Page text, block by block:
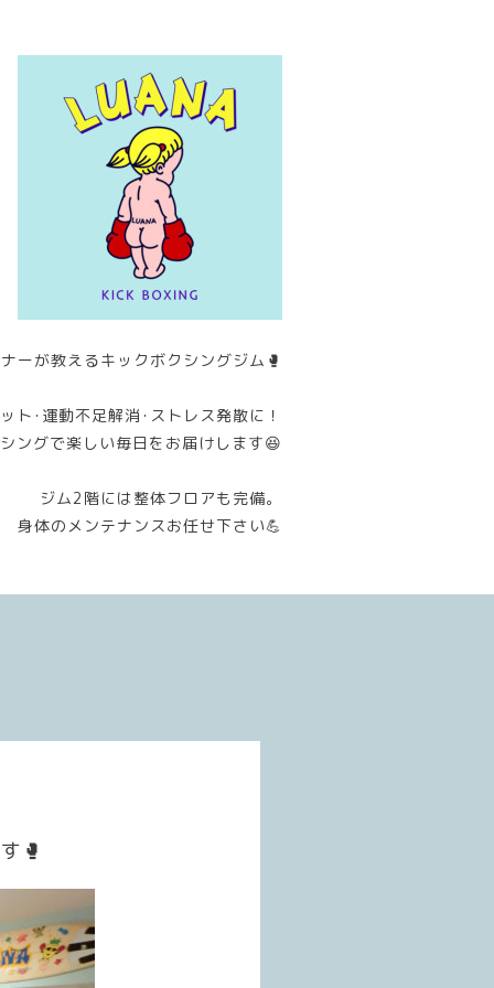
ーが教えるキックボクシングジム🥊
ト･運動不足解消･ストレス発散に！
ングで楽しい毎日をお届けします😆
ジム2階には整体フロアも完備。
身体のメンテナンスお任せ下さい💪
🥊